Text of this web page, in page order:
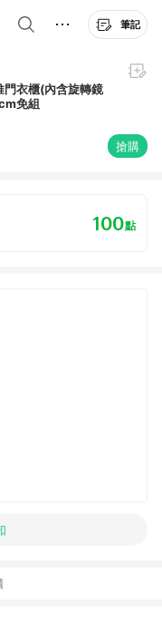
筆記
衣櫃(內含旋轉鏡
免組
搶購
100點